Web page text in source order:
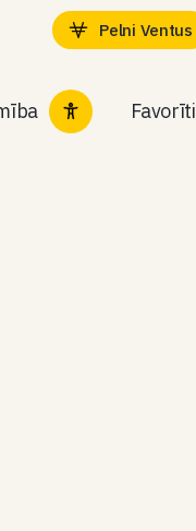
Pelni Ventus
Favorīti